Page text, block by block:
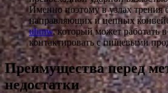
Именно поэтому в узлах трения
направляющих и цепных
uhmw, который может работать
контактировать с пищевыми
Преимущества перед
недостатки